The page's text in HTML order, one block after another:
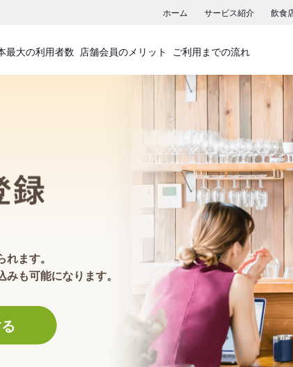
ホーム サービス紹介 飲食
最大の利用者数 店舗会員のメリット ご利用までの流れ
ます。
も可能になります。